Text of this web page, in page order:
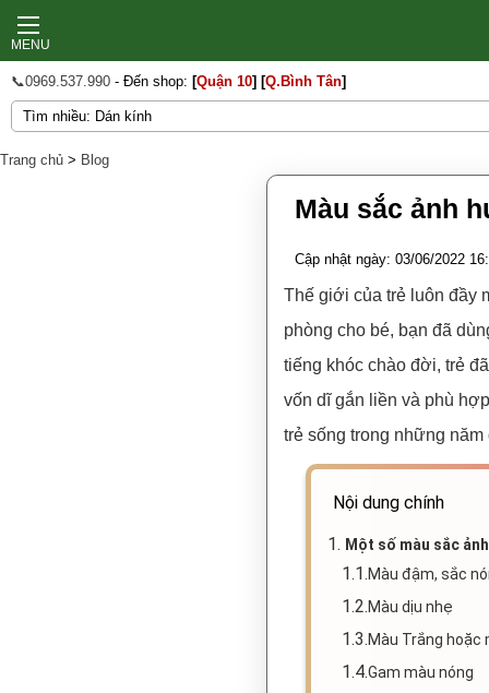
MENU
📞0969.537.990 - Đến shop: [Quận 10] [Q.Bình Tân]
Trang chủ > Blog
Màu sắc ảnh
Cập nhật ngày: 03/06/2022
Thế giới của trẻ luôn đầy
phòng cho bé, bạn đã
tiếng khóc chào đời, trẻ
vốn dĩ gắn liền và phù
trẻ sống trong những
Nội dung chính
1. Một số màu sắc
1.1.Màu đậm, sắc
1.2.Màu dịu nhẹ
1.3.Màu Trắng hoặc
1.4.Gam màu nóng